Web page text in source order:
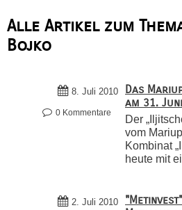
Alle Artikel zum
Bojko
8. Juli 2010
0 Kommentare
Das
am 31. Juni
Der
vom
Kombinat
heute mit
2. Juli 2010